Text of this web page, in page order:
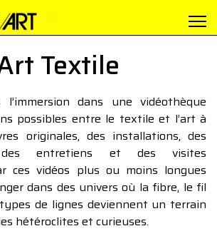
Textile
l’immersion dans une vidéothèque
possibles entre le textile et l’art à
originales, des installations, des
des entretiens et des visites
ces vidéos plus ou moins longues
dans des univers où la fibre, le fil
de lignes deviennent un terrain
hétéroclites et curieuses.